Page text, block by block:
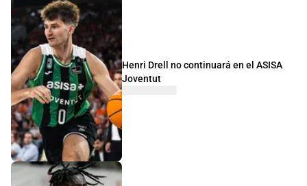
Henri Drell no continuará en el ASISA
Joventut